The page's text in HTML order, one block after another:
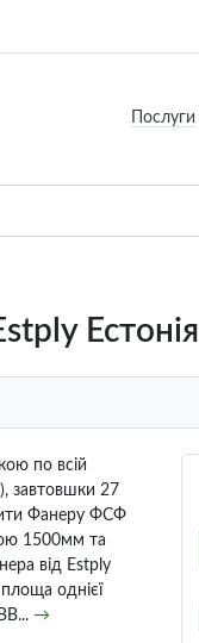
Послуги
Естонія
по всій
завтовшки 27
Фанеру ФСФ
1500мм та
від Estply
однієї
→